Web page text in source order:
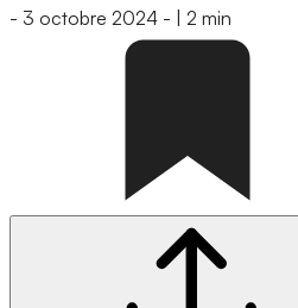
- 3 octobre 2024 - 2 min